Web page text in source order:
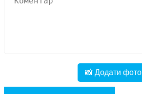
📸 Додати фото